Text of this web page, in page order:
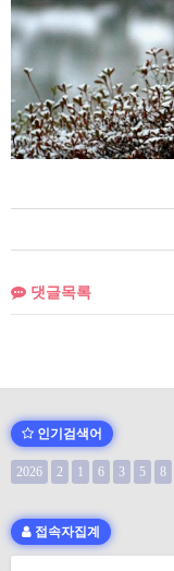
댓글목록
인기검색어
2026 2 1 6 3 5 8
접속자집계